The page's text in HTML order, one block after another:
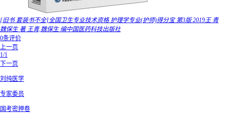
[旧书 套装书不全]全国卫生专业技术资格 护理学专业(护师)得分宝 第3版 2019王 青
魏保生 著 王青,魏保生 编中国医药科技出版社
0条评价
上一页
1/1
下一页
刘纯医学
专家委员
国考密押卷